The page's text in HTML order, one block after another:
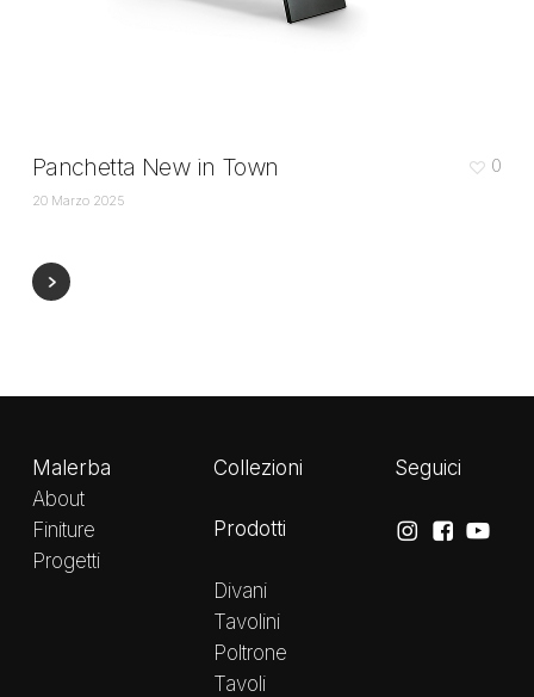
Panchetta New in Town
20 Marzo 2025
0
Malerba
About
Finiture
Progetti
Collezioni
Prodotti
Divani
Tavolini
Poltrone
Tavoli
Seguici